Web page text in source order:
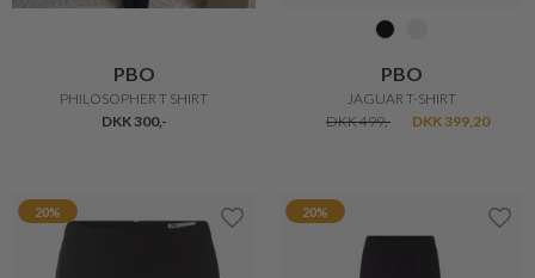
PBO
PHILOSOPHER T SHIRT
DKK 300,-
PBO
JAGUAR T-SHIRT
DKK 499,-
DKK 399,20
20% 20%